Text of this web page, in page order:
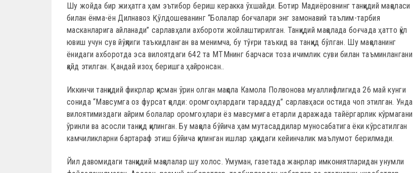
Шу жойда бир жиҳатга ҳам эътибор бериш керакка ўхшайди. Ботир Мадиёровнинг танқидий мақоласи
билан ёнма-ён Дилнавоз Қўлдошеванинг “Болалар боғчалари энг замонавий таълим-тарбия
масканларига айланади” сарлавҳали ахбороти жойлаштирилган. Танқидий мақолада боғчада ҳатто қўл
ювиш учун сув йўқлиги таъкидланган ва менимча, бу тўғри таъкид ва танқид бўлган. Шу мақоланинг
ёнидаги ахборотда эса вилоятдаги 642 та МТМнинг барчаси тоза ичимлик суви билан таъминлангани
қайд этилган. Қандай изоҳ беришга ҳайронсан..
Иккинчи танқидий фикрлар қисман ўрин олган мақола Камола Полвонова муаллифлигида 26 май кунги
сонида “Мавсумга оз фурсат қолди: оромгоҳлардаги тараддуд” сарлавҳаси остида чоп этилган. Унда
вилоятимиздаги айрим болалар оромгоҳлари ёз мавсумига етарли даражада тайёргарлик кўрмагани
ўринли ва асосли танқид қилинган. Бу мақола бўйича ҳам мутасаддилар муносабатига ёки кўрсатилган
камчиликларни бартараф этиш бўйича қилинган ишлар ҳақидаги кейинчалик маълумот берилмади.
Йил давомидаги танқидий мақолалар шу холос. Умуман, газетада жанрлар имкониятларидан унумли